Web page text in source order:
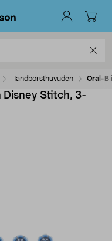
Tandborsthuvuden Oral-B
Disney Stitch, 3-